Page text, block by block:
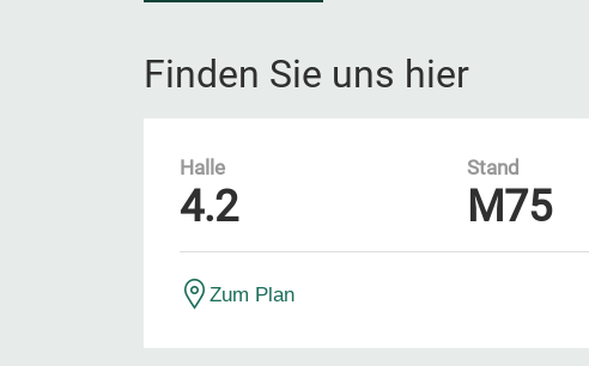
Finden Sie uns hier
Halle
4.2
Stand
M75
Zum Plan